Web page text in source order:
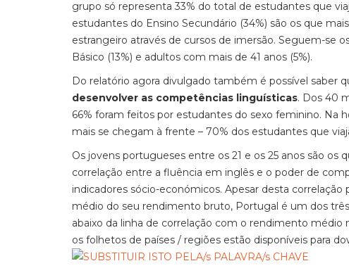
grupo só representa 33% do total de estudantes que
estudantes do Ensino Secundário (34%) são os que
estrangeiro através de cursos de imersão. Seguem-se
Básico (13%) e adultos com mais de 41 anos (5%).
Do relatório agora divulgado também é possível saber
desenvolver as competências linguísticas. Dos 40
66% foram feitos por estudantes do sexo feminino. Na
mais se chegam à frente – 70% dos estudantes que
Os jovens portugueses entre os 21 e os 25 anos são
correlação entre a fluência em inglês e o poder de
indicadores sócio-económicos. Apesar desta
médio do seu rendimento bruto, Portugal é um dos
abaixo da linha de correlação com o rendimento médio
os folhetos de países / regiões estão disponíveis para